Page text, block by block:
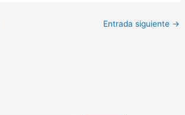
Entrada siguiente →